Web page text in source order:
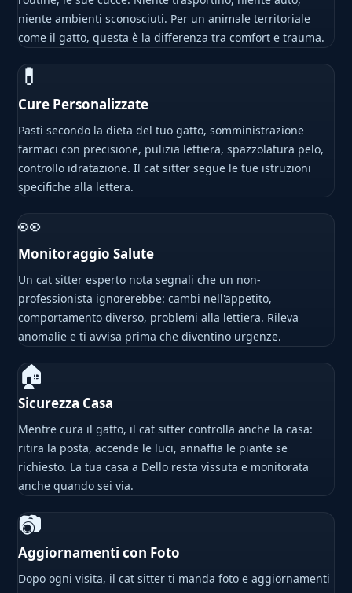
niente ambienti sconosciuti. Per un animale territoriale
come il gatto, questa è la differenza tra comfort e trauma.
💊
Cure Personalizzate
Pasti secondo la dieta del tuo gatto, somministrazione
farmaci con precisione, pulizia lettiera, spazzolatura pelo,
controllo idratazione. Il cat sitter segue le tue istruzioni
specifiche alla lettera.
👀
Monitoraggio Salute
Un cat sitter esperto nota segnali che un non-
professionista ignorerebbe: cambi nell'appetito,
comportamento diverso, problemi alla lettiera. Rileva
anomalie e ti avvisa prima che diventino urgenze.
🏠
Sicurezza Casa
Mentre cura il gatto, il cat sitter controlla anche la casa:
ritira la posta, accende le luci, annaffia le piante se
richiesto. La tua casa a Dello resta vissuta e monitorata
anche quando sei via.
📷
Aggiornamenti con Foto
Dopo ogni visita, il cat sitter ti manda foto e aggiornamenti